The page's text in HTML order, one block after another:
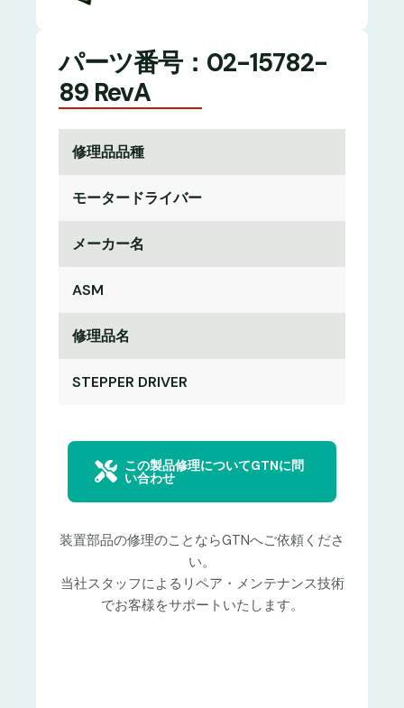
パーツ番号：02-15782-
89 RevA
修理品品種
モータードライバー
メーカー名
ASM
修理品名
STEPPER DRIVER
この製品修理についてGTNに問
い合わせ
装置部品の修理のことならGTNへご依頼くださ
い。
当社スタッフによるリペア・メンテナンス技術
でお客様をサポートいたします。